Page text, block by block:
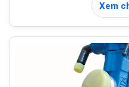
Xem